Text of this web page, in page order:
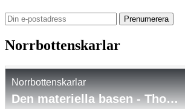
Norrbottenskarlar